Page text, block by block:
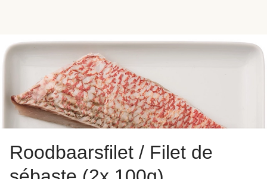
Roodbaarsfilet / Filet de